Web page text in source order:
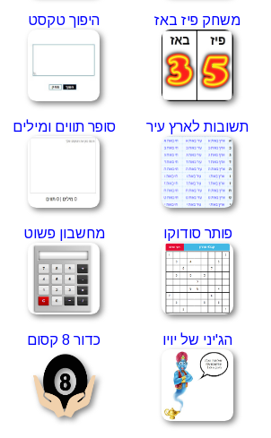
משחק פיז באז היפוך טקסט
תשובות לארץ עיר סופר תווים ומילים
פותר סודוקו מחשבון פשוט
הג'יני של יויו כדור 8 קסום